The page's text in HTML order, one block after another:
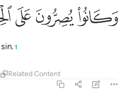
وكانوا يصرون على الحنث العظيم ٤٦
وَكَانُوا۟ يُصِرُّونَ عَلَى ٱلْحِنثِ
ﲿﳀﳁ
1
Related Content